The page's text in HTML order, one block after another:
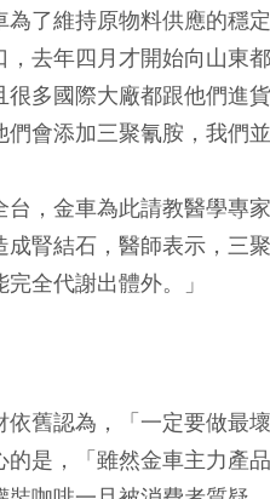
為了維持原物料供應的穩
，去年四月才開始向山東
很多國際大廠都跟他們進
會添加三聚氰胺，我們
台，金車為此請教醫學專
成腎結石，醫師表示，三
全代謝出體外。」
依舊認為，「一定要做最
的是，「雖然金車主力產